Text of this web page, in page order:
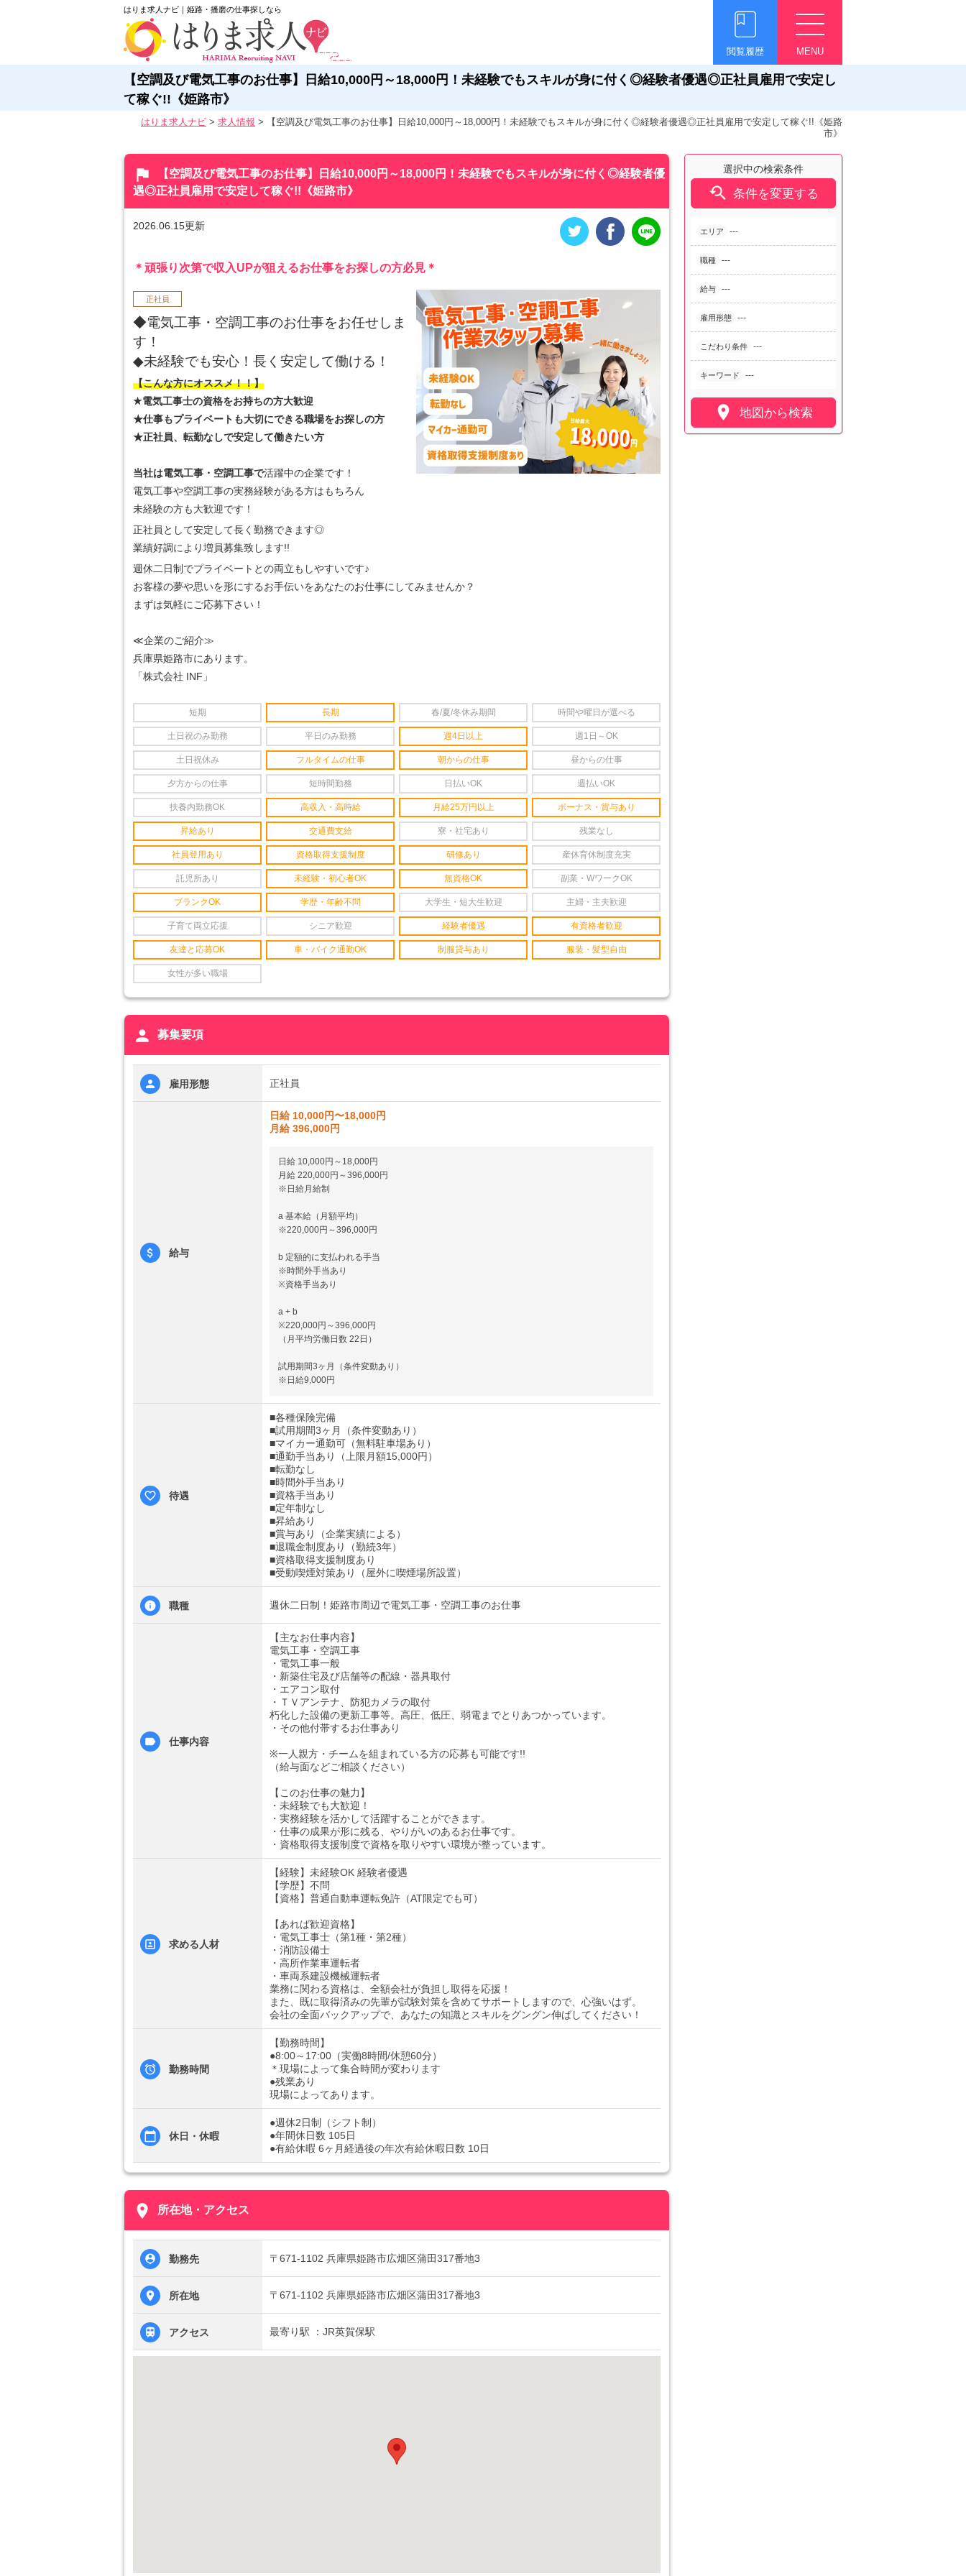
はりま求人ナビ｜姫路・播磨の仕事探しなら
MENU
閲覧履歴
【空調及び電気工事のお仕事】日給10,000円～18,000円！未経験でもスキルが身に付く◎経験者優遇◎正社員雇用で安定し
て稼ぐ!!《姫路市》
はりま求人ナビ > 求人情報 >
【空調及び電気工事のお仕事】日給10,000円～18,000円！未経験でもスキルが身に付く◎経験者優遇◎正社員雇用で安定して稼ぐ!!《姫路
市》
選択中の検索条件
 条件を変更する
エリア ---
職種 ---
給与 ---
雇用形態 ---
こだわり条件 ---
キーワード ---
 地図から検索
flag
【空調及び電気工事のお仕事】日給10,000円～18,000円！未経験でもスキルが身に付く◎経験者優
遇◎正社員雇用で安定して稼ぐ!!《姫路市》
2026.06.15更新
＊頑張り次第で収入UPが狙えるお仕事をお探しの方必見＊
正社員
◆電気工事・空調工事のお仕事をお任せしま
す！
◆未経験でも安心！長く安定して働ける！
【こんな方にオススメ！！】
★電気工事士の資格をお持ちの方大歓迎
★仕事もプライベートも大切にできる職場をお探しの方
★正社員、転勤なしで安定して働きたい方
当社は電気工事・空調工事で活躍中の企業です！
電気工事や空調工事の実務経験がある方はもちろん
未経験の方も大歓迎です！
正社員として安定して長く勤務できます◎
業績好調により増員募集致します!!
週休二日制でプライベートとの両立もしやすいです♪
お客様の夢や思いを形にするお手伝いをあなたのお仕事にしてみませんか？
まずは気軽にご応募下さい！
≪企業のご紹介≫
兵庫県姫路市にあります。
「株式会社 INF」
短期 長期 春/夏/冬休み期間 時間や曜日が選べる
土日祝のみ勤務 平日のみ勤務 週4日以上 週1日～OK
土日祝休み フルタイムの仕事 朝からの仕事 昼からの仕事
夕方からの仕事 短時間勤務 日払いOK 週払いOK
扶養内勤務OK 高収入・高時給 月給25万円以上 ボーナス・賞与あり
昇給あり 交通費支給 寮・社宅あり 残業なし
社員登用あり 資格取得支援制度 研修あり 産休育休制度充実
託児所あり 未経験・初心者OK 無資格OK 副業・WワークOK
ブランクOK 学歴・年齢不問 大学生・短大生歓迎 主婦・主夫歓迎
子育て両立応援 シニア歓迎 経験者優遇 有資格者歓迎
友達と応募OK 車・バイク通勤OK 制服貸与あり 服装・髪型自由
女性が多い職場
person 募集要項
雇用形態 正社員
給与
日給 10,000円〜18,000円
月給 396,000円
日給 10,000円～18,000円
月給 220,000円～396,000円
※日給月給制
a 基本給（月額平均）
※220,000円～396,000円
b 定額的に支払われる手当
※時間外手当あり
※資格手当あり
a + b
※220,000円～396,000円
（月平均労働日数 22日）
試用期間3ヶ月（条件変動あり）
※日給9,000円
待遇
■各種保険完備
■試用期間3ヶ月（条件変動あり）
■マイカー通勤可（無料駐車場あり）
■通勤手当あり（上限月額15,000円）
■転勤なし
■時間外手当あり
■資格手当あり
■定年制なし
■昇給あり
■賞与あり（企業実績による）
■退職金制度あり（勤続3年）
■資格取得支援制度あり
■受動喫煙対策あり（屋外に喫煙場所設置）
職種 週休二日制！姫路市周辺で電気工事・空調工事のお仕事
仕事内容
【主なお仕事内容】
電気工事・空調工事
・電気工事一般
・新築住宅及び店舗等の配線・器具取付
・エアコン取付
・ＴＶアンテナ、防犯カメラの取付
朽化した設備の更新工事等。高圧、低圧、弱電までとりあつかっています。
・その他付帯するお仕事あり
※一人親方・チームを組まれている方の応募も可能です!!
（給与面などご相談ください）
【このお仕事の魅力】
・未経験でも大歓迎！
・実務経験を活かして活躍することができます。
・仕事の成果が形に残る、やりがいのあるお仕事です。
・資格取得支援制度で資格を取りやすい環境が整っています。
求める人材
【経験】未経験OK 経験者優遇
【学歴】不問
【資格】普通自動車運転免許（AT限定でも可）
【あれば歓迎資格】
・電気工事士（第1種・第2種）
・消防設備士
・高所作業車運転者
・車両系建設機械運転者
業務に関わる資格は、全額会社が負担し取得を応援！
また、既に取得済みの先輩が試験対策を含めてサポートしますので、心強いはず。
会社の全面バックアップで、あなたの知識とスキルをグングン伸ばしてください！
勤務時間
【勤務時間】
●8:00～17:00（実働8時間/休憩60分）
＊現場によって集合時間が変わります
●残業あり
現場によってあります。
休日・休暇
●週休2日制（シフト制）
●年間休日数 105日
●有給休暇 6ヶ月経過後の年次有給休暇日数 10日
place 所在地・アクセス
勤務先 〒671-1102 兵庫県姫路市広畑区蒲田317番地3
所在地 〒671-1102 兵庫県姫路市広畑区蒲田317番地3
アクセス 最寄り駅 ：JR英賀保駅